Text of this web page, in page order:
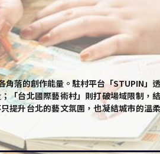
角落的創作能量。駐村平台「STUPIN」透
「台北國際藝術村」則打破場域限制，結
提升台北的藝文氛圍，也凝結城市的溫柔